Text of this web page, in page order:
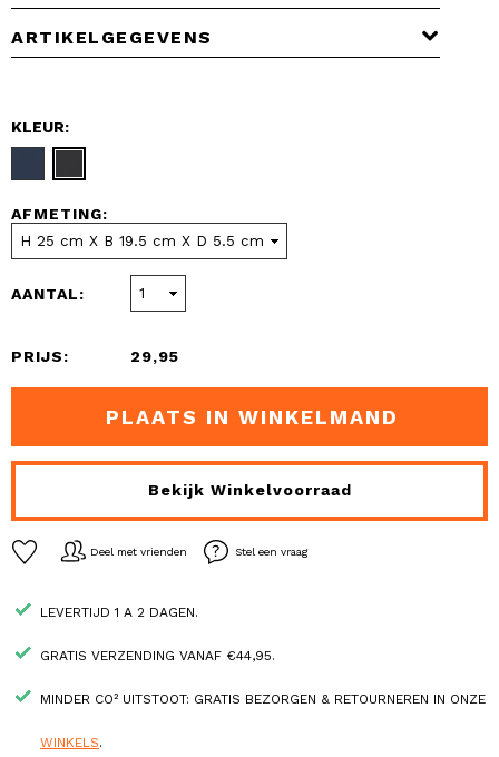
ARTIKELGEGEVENS
KLEUR:
AFMETING:
AANTAL:
PRIJS: 29,95
PLAATS IN WINKELMAND
Bekijk Winkelvoorraad
Deel met vrienden Stel een vraag
LEVERTIJD 1 A 2 DAGEN.
GRATIS VERZENDING VANAF €44,95.
MINDER CO² UITSTOOT: GRATIS BEZORGEN & RETOURNEREN IN ONZE
WINKELS.